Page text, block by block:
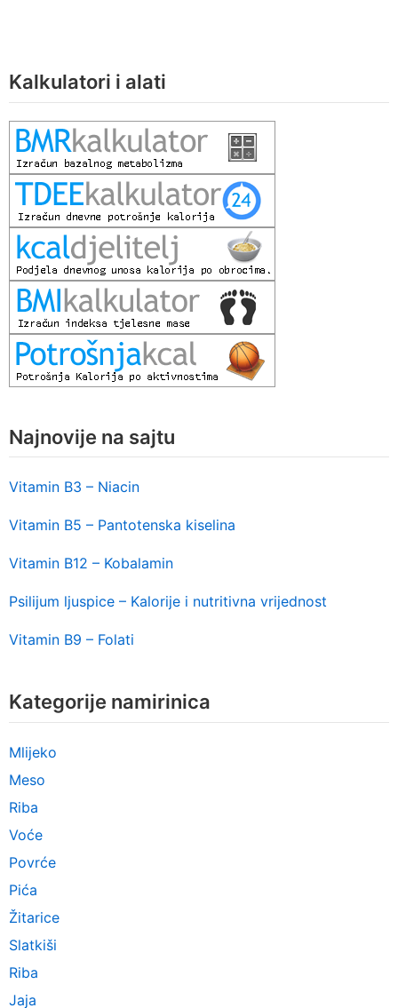
Kalkulatori i alati
Najnovije na sajtu
Vitamin B3 – Niacin
Vitamin B5 – Pantotenska kiselina
Vitamin B12 – Kobalamin
Psilijum ljuspice – Kalorije i nutritivna vrijednost
Vitamin B9 – Folati
Kategorije namirinica
Mlijeko
Meso
Riba
Voće
Povrće
Pića
Žitarice
Slatkiši
Riba
Jaja